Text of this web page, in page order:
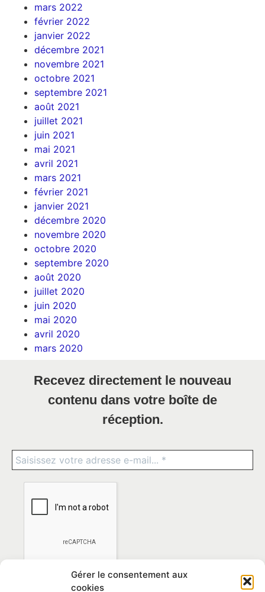
Gérer le consentement aux
cookies
mars 2022
février 2022
janvier 2022
décembre 2021
novembre 2021
octobre 2021
septembre 2021
août 2021
juillet 2021
juin 2021
mai 2021
avril 2021
mars 2021
février 2021
janvier 2021
décembre 2020
novembre 2020
octobre 2020
septembre 2020
août 2020
juillet 2020
juin 2020
mai 2020
avril 2020
mars 2020
Recevez directement le nouveau
contenu dans votre boîte de
réception.